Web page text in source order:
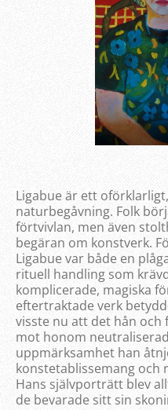
Ligabue är ett
naturbegåvning. Folk
förtvivlan, men även
begäran om konstverk.
Ligabue var både en
rituell handling som
komplicerade, magiska
eftertraktade verk
visste nu att det hån
mot honom
uppmärksamhet han
konstetablissemang och
Hans självporträtt blev
de bevarade sitt sin